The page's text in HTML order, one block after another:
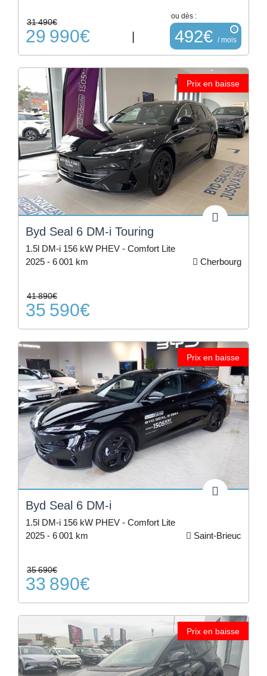
31 490€
29 990€
ou dès :
492€ / mois
i
Prix en baisse
Byd Seal 6 DM-i Touring
1.5l DM-i 156 kW PHEV - Comfort Lite
2025 - 6 001 km Cherbourg
41 890€
35 590€
Prix en baisse
Byd Seal 6 DM-i
1.5l DM-i 156 kW PHEV - Comfort Lite
2025 - 6 001 km Saint-Brieuc
35 690€
33 890€
Prix en baisse